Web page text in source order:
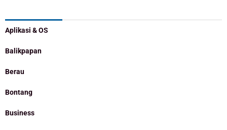
Aplikasi & OS
Balikpapan
Berau
Bontang
Business